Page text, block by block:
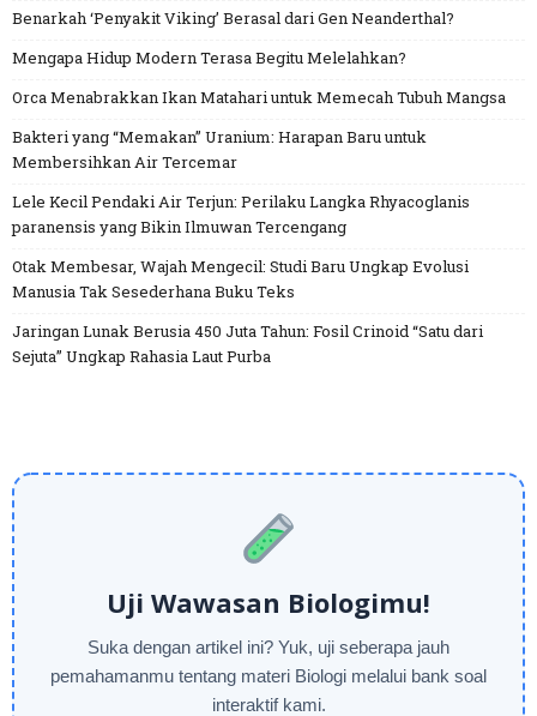
Benarkah ‘Penyakit Viking’ Berasal dari Gen Neanderthal?
Mengapa Hidup Modern Terasa Begitu Melelahkan?
Orca Menabrakkan Ikan Matahari untuk Memecah Tubuh Mangsa
Bakteri yang “Memakan” Uranium: Harapan Baru untuk
Membersihkan Air Tercemar
Lele Kecil Pendaki Air Terjun: Perilaku Langka Rhyacoglanis
paranensis yang Bikin Ilmuwan Tercengang
Otak Membesar, Wajah Mengecil: Studi Baru Ungkap Evolusi
Manusia Tak Sesederhana Buku Teks
Jaringan Lunak Berusia 450 Juta Tahun: Fosil Crinoid “Satu dari
Sejuta” Ungkap Rahasia Laut Purba
Uji Wawasan Biologimu!
Suka dengan artikel ini? Yuk, uji seberapa jauh
pemahamanmu tentang materi Biologi melalui bank soal
interaktif kami.